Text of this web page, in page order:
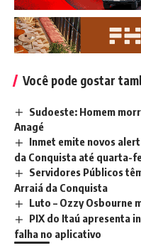
Você pode gostar
Sudoeste: Homem
Anagé
Inmet emite novos
da Conquista até quarta-
Servidores Públicos
Arraiá da Conquista
Luto – Ozzy Osbourne
PIX do Itaú apresenta
falha no aplicativo